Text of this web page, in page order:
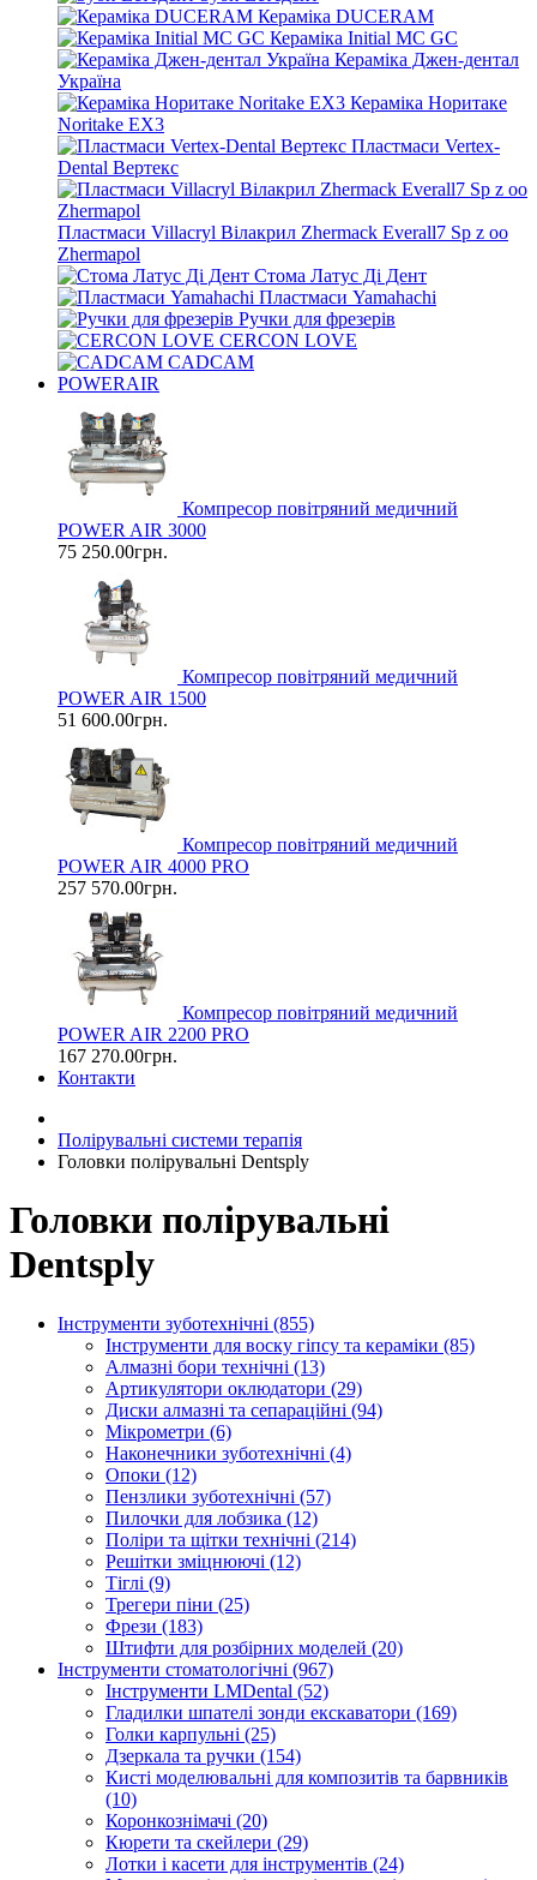
Кераміка DUCERAM
Кераміка Initial MC GC
Кераміка Джен-дентал
Україна
Кераміка Норитаке
Noritake EX3
Пластмаси Vertex-
Dental Вертекс
Пластмаси Villacryl Вілакрил Zhermack Everall7 Sp z oo
Zhermapol
Стома Латус Ді Дент
Пластмаси Yamahachi
Ручки для фрезерів
CERCON LOVE
CADCAM
POWERAIR
Компресор повітряний медичний
POWER AIR 3000
75 250.00грн.
Компресор повітряний медичний
POWER AIR 1500
51 600.00грн.
Компресор повітряний медичний
POWER AIR 4000 PRO
257 570.00грн.
Компресор повітряний медичний
POWER AIR 2200 PRO
167 270.00грн.
Контакти
Полірувальні системи терапія
Головки полірувальні Dentsply
Головки полірувальні
Dentsply
Інструменти зуботехнічні (855)
Інструменти для воску гіпсу та кераміки (85)
Алмазні бори технічні (13)
Артикулятори оклюдатори (29)
Диски алмазні та сепараційні (94)
Мікрометри (6)
Наконечники зуботехнічні (4)
Опоки (12)
Пензлики зуботехнічні (57)
Пилочки для лобзика (12)
Поліри та щітки технічні (214)
Решітки зміцнюючі (12)
Тіглі (9)
Трегери піни (25)
Фрези (183)
Штифти для розбірних моделей (20)
Інструменти стоматологічні (967)
Інструменти LMDental (52)
Гладилки шпателі зонди екскаватори (169)
Голки карпульні (25)
Дзеркала та ручки (154)
Кисті моделювальні для композитів та барвників
(10)
Коронкознімачі (20)
Кюрети та скейлери (29)
Лотки і касети для інструментів (24)